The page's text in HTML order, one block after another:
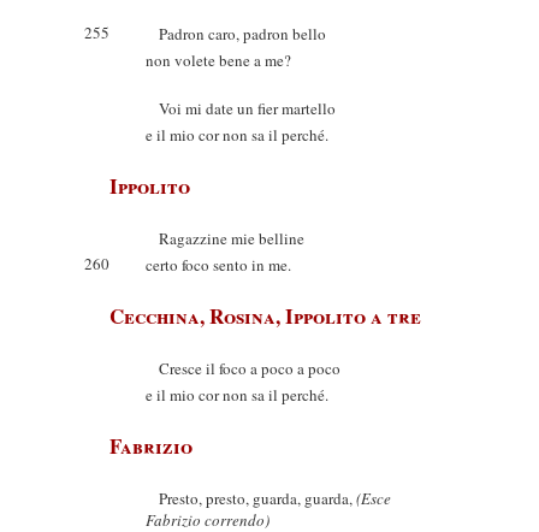
255
Padron caro, padron bello
non volete bene a me?
Voi mi date un fier martello
e il mio cor non sa il perché.
Ippolito
Ragazzine mie belline
260
certo foco sento in me.
Cecchina, Rosina, Ippolito a tre
Cresce il foco a poco a poco
e il mio cor non sa il perché.
Fabrizio
Presto, presto, guarda, guarda,(Esce
Fabrizio correndo)